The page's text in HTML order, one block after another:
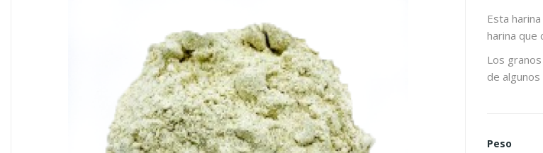
Esta
harina que
Los
de
Peso